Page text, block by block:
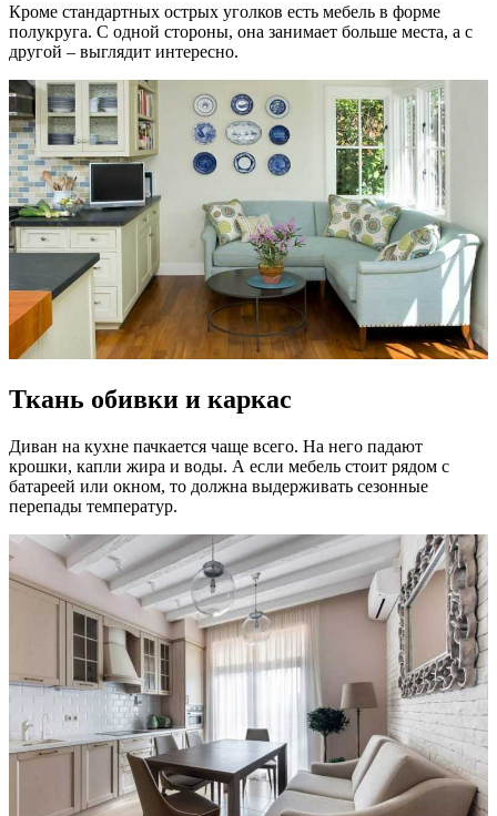
Кроме стандартных острых уголков есть мебель в форме
полукруга. С одной стороны, она занимает больше места, а с
другой – выглядит интересно.
Ткань обивки и каркас
Диван на кухне пачкается чаще всего. На него падают
крошки, капли жира и воды. А если мебель стоит рядом с
батареей или окном, то должна выдерживать сезонные
перепады температур.